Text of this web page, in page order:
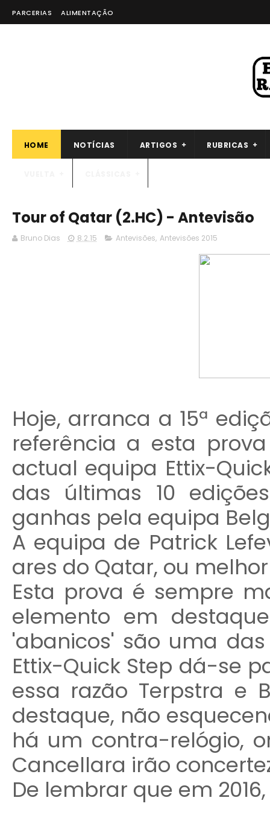
PARCERIAS ALIMENTAÇÃO
HOME NOTÍCIAS ARTIGOS RUBRICAS
Tour of Qatar (2.HC) - Antevisão
Bruno Dias 8.2.15 Antevisões, Antevisões 2015
Hoje, arranca a 15ª
referência a esta
actual equipa Ettix-
das últimas 10
ganhas pela equipa
A equipa de Patrick
ares do Qatar, ou
Esta prova é sempre
elemento em
'abanicos' são uma
Ettix-Quick Step dá-se
essa razão Terpstra e
destaque, não
há um contra-relógio,
Cancellara irão
De lembrar que em